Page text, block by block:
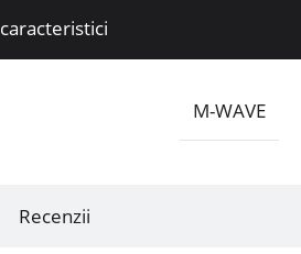
caracteristici
Recenzii
M-WAVE